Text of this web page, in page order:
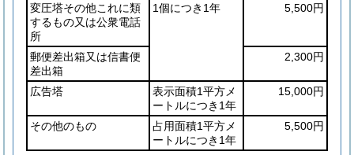
変圧塔その他これに類
するもの又は公衆電話
所
1個につき1年 5,500円
郵便差出箱又は信書便
差出箱
2,300円
広告塔
表示面積1平方メ
ートルにつき1年
15,000円
その他のもの
占用面積1平方メ
ートルにつき1年
5,500円